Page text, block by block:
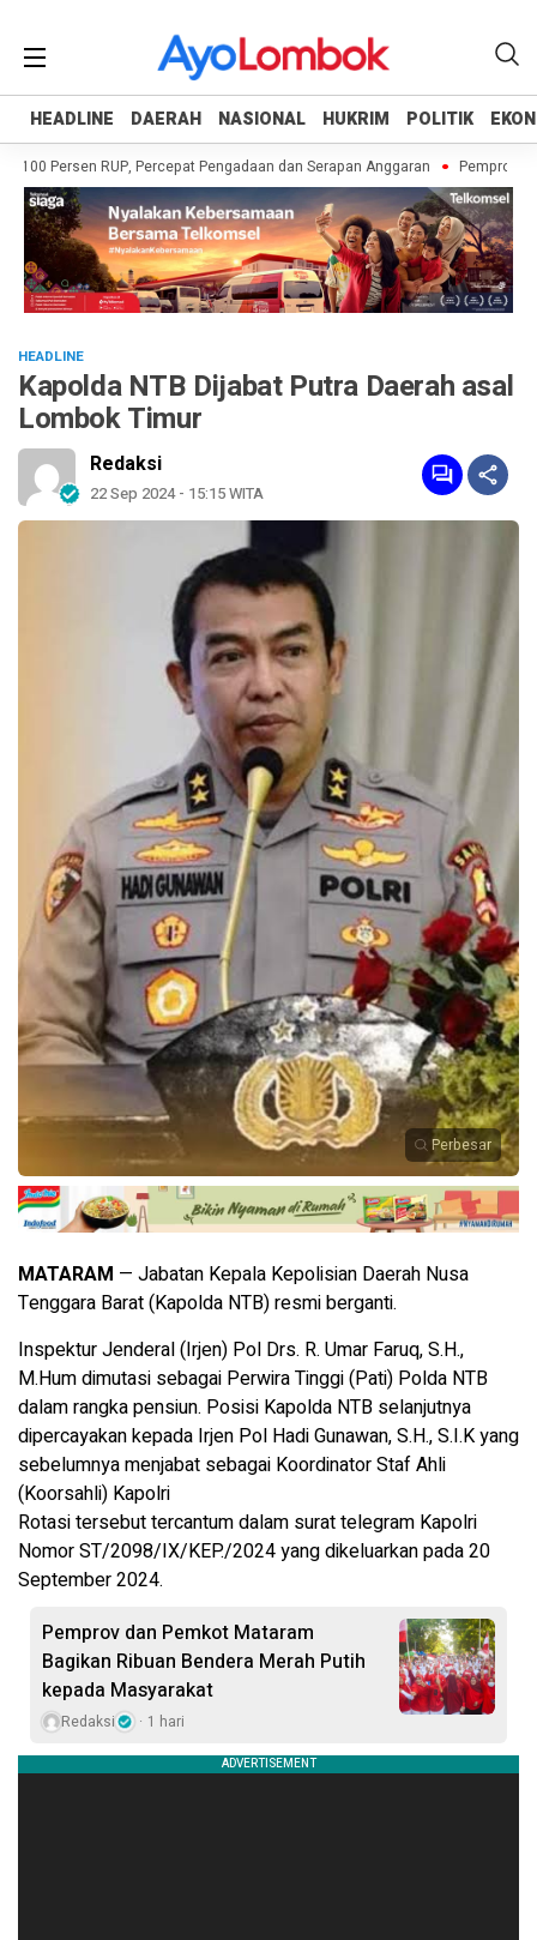
HEADLINE DAERAH NASIONAL HUKRIM POLITIK
HEADLINE DAERAH NASIONAL HUKRIM POLITIK
Persen RUP, Percepat Pengadaan dan Serapan Anggaran Pemprov
HEADLINE
Kapolda NTB Dijabat Putra Daerah asal
Lombok Timur
Redaksi
22 Sep 2024 - 15:15 WITA
Perbesar
MATARAM — Jabatan Kepala Kepolisian Daerah Nusa
Tenggara Barat (Kapolda NTB) resmi berganti.
Inspektur Jenderal (Irjen) Pol Drs. R. Umar Faruq, S.H.,
M.Hum dimutasi sebagai Perwira Tinggi (Pati) Polda NTB
dalam rangka pensiun. Posisi Kapolda NTB selanjutnya
dipercayakan kepada Irjen Pol Hadi Gunawan, S.H., S.I.K yang
sebelumnya menjabat sebagai Koordinator Staf Ahli
(Koorsahli) Kapolri
Rotasi tersebut tercantum dalam surat telegram Kapolri
Nomor ST/2098/IX/KEP./2024 yang dikeluarkan pada 20
September 2024.
Pemprov dan Pemkot Mataram
Bagikan Ribuan Bendera Merah Putih
kepada Masyarakat
Redaksi 1 hari